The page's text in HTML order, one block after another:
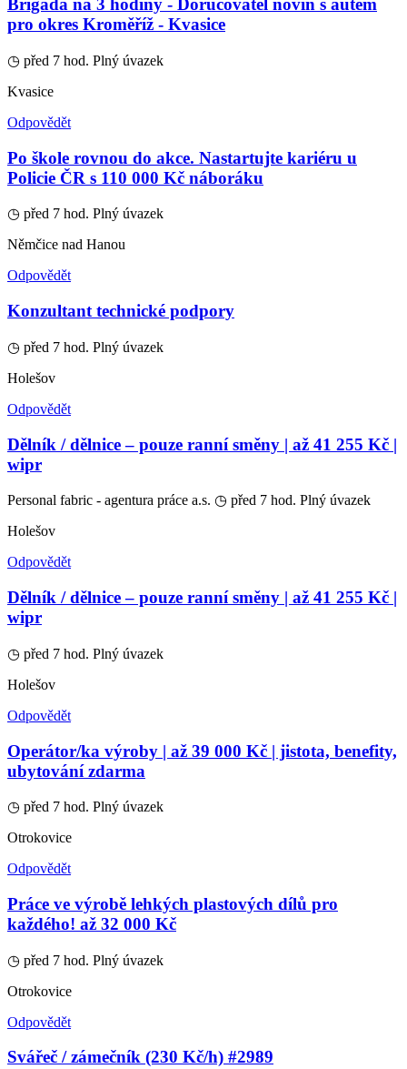
Brigáda na 3 hodiny - Doručovatel novin s autem
pro okres Kroměříž - Kvasice
◷ před 7 hod. Plný úvazek
Kvasice
Odpovědět
Po škole rovnou do akce. Nastartujte kariéru u
Policie ČR s 110 000 Kč náboráku
◷ před 7 hod. Plný úvazek
Němčice nad Hanou
Odpovědět
Konzultant technické podpory
◷ před 7 hod. Plný úvazek
Holešov
Odpovědět
Dělník / dělnice – pouze ranní směny | až 41 255 Kč |
wipr
Personal fabric - agentura práce a.s. ◷ před 7 hod. Plný úvazek
Holešov
Odpovědět
Dělník / dělnice – pouze ranní směny | až 41 255 Kč |
wipr
◷ před 7 hod. Plný úvazek
Holešov
Odpovědět
Operátor/ka výroby | až 39 000 Kč | jistota, benefity,
ubytování zdarma
◷ před 7 hod. Plný úvazek
Otrokovice
Odpovědět
Práce ve výrobě lehkých plastových dílů pro
každého! až 32 000 Kč
◷ před 7 hod. Plný úvazek
Otrokovice
Odpovědět
Svářeč / zámečník (230 Kč/h) #2989